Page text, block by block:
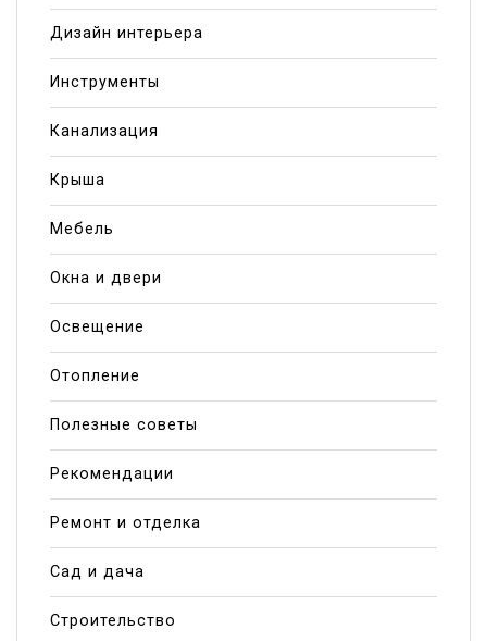
Дизайн интерьера
Инструменты
Канализация
Крыша
Мебель
Окна и двери
Освещение
Отопление
Полезные советы
Рекомендации
Ремонт и отделка
Сад и дача
Строительство